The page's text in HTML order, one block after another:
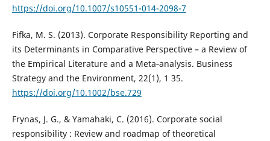
https://doi.org/10.1007/s10551-014-2098-7
Fifka, M. S. (2013). Corporate Responsibility Reporting and
its Determinants in Comparative Perspective – a Review of
the Empirical Literature and a Meta‐analysis. Business
Strategy and the Environment, 22(1), 1 35.
https://doi.org/10.1002/bse.729
Frynas, J. G., & Yamahaki, C. (2016). Corporate social
responsibility : Review and roadmap of theoretical